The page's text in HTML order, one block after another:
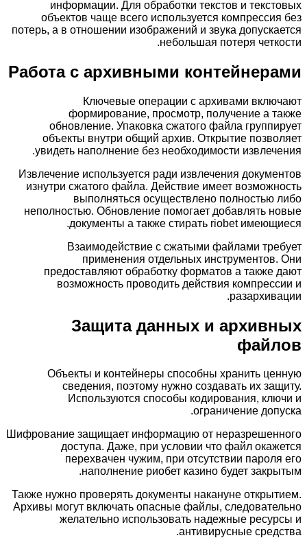
информации. Для обработки текстов и текстовых
объектов чаще всего используется компрессия без
потерь, а в отношении изображений и звука допускается
небольшая потеря четкости.
Работа с архивными контейнерами
Ключевые операции с архивами включают
формирование, просмотр, получение а также
обновление. Упаковка сжатого файла группирует
объекты внутри общий архив. Открытие позволяет
увидеть наполнение без необходимости извлечения.
Извлечение используется ради извлечения документов
изнутри сжатого файла. Действие имеет возможность
выполняться осуществлено полностью либо
неполностью. Обновление помогает добавлять новые
документы а также стирать riobet имеющиеся.
Взаимодействие с сжатыми файлами требует
применения отдельных инструментов. Они
предоставляют обработку форматов а также дают
возможность проводить действия компрессии и
разархивации.
Защита данных и архивных
файлов
Объекты и контейнеры способны хранить ценную
сведения, поэтому нужно создавать их защиту.
Используются способы кодирования, ключи и
ограничение допуска.
Шифрование защищает информацию от неразрешенного
доступа. Даже, при условии что файл окажется
перехвачен чужим, при отсутствии пароля его
наполнение риобет казино будет закрытым.
Также нужно проверять документы накануне открытием.
Архивы могут включать опасные файлы, следовательно
желательно использовать надежные ресурсы и
антивирусные средства.